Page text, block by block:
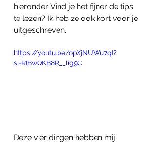
hieronder. Vind je het fijner de tips
te lezen? Ik heb ze ook kort voor je
uitgeschreven.
https://youtu.be/opXjNUWu7qI?
si=RIBwQKB8R__lig9C
Deze vier dingen hebben mij